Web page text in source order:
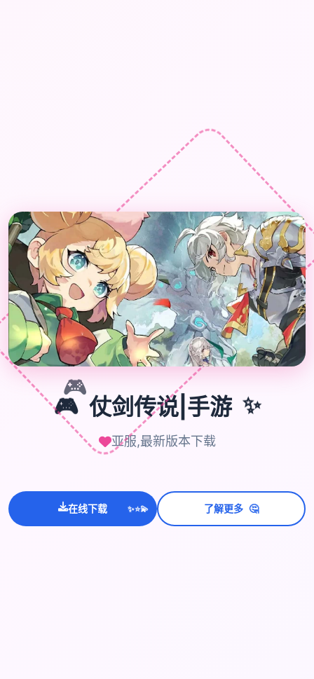
🎮
🎮 仗剑传说|手游 ✨
亚服,最新版本下载
在线下载 ✨
⭐
💫 了解更多 🤔